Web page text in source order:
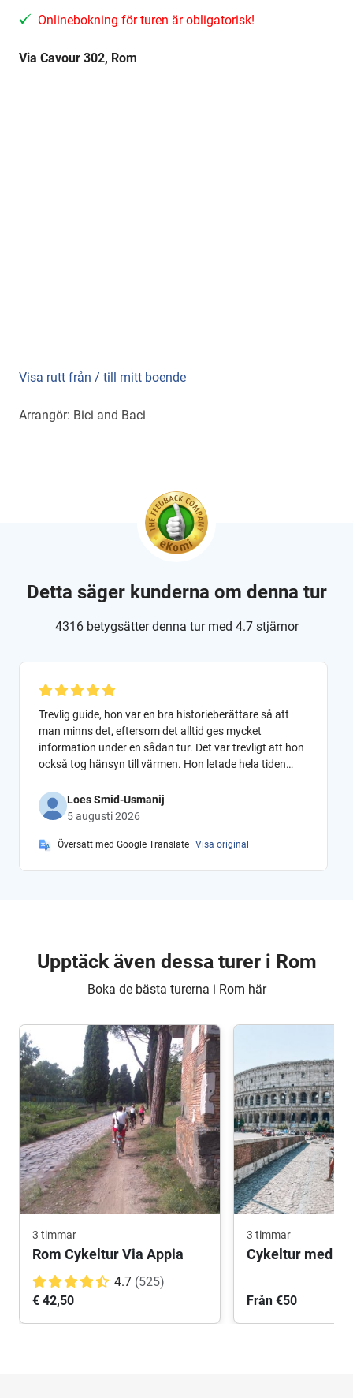
Onlinebokning för turen är obligatorisk!
Via Cavour 302, Rom
Visa rutt från / till mitt boende
Arrangör: Bici and Baci
Detta säger kunderna om denna tur
4316 betygsätter denna tur med 4.7 stjärnor
Trevlig guide, hon var en bra historieberättare så att
man minns det, eftersom det alltid ges mycket
information under en sådan tur. Det var trevligt att hon
också tog hänsyn till värmen. Hon letade hela tiden
kunde berätta sin historia.
Loes Smid-Usmanij
5 augusti 2026
Översatt med Google Translate Visa original
Upptäck även dessa turer i Rom
Boka de bästa turerna i Rom här
3 timmar
Rom Cykeltur Via Appia
4.7 (525)
€ 42,50
3 timmar
Från €50